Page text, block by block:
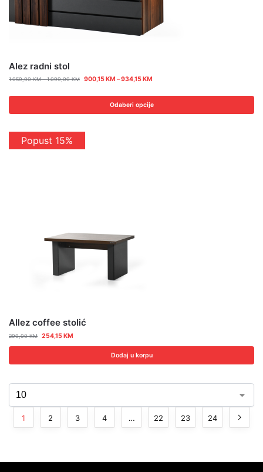
Alez radni stol
1.059,00KM – 1.099,00KM 900,15KM –934,15KM
Odaberi opcije
Popust 15%
Allez coffee stolić
299,00KM 254,15KM
Dodaj u korpu
1 2 3 4 … 22 23 24